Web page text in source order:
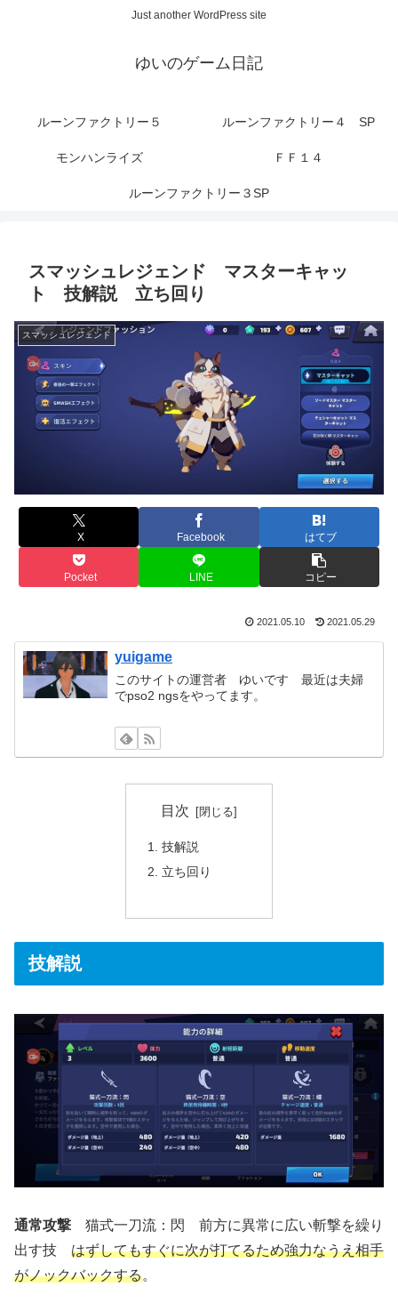
Just another WordPress site
ゆいのゲーム日記
ルーンファクトリー５ ルーンファクトリー４ SP
モンハンライズ ＦＦ１４
ルーンファクトリー３SP
スマッシュレジェンド マスターキャッ
ト 技解説 立ち回り
スマッシュレジェンド
X Facebook はてブ
Pocket LINE コピー
2021.05.10 2021.05.29
yuigame
このサイトの運営者 ゆいです 最近は夫婦
でpso2 ngsをやってます。
目次
技解説
立ち回り
技解説
通常攻撃 猫式一刀流：閃 前方に異常に広い斬撃を繰り
出す技 はずしてもすぐに次が打てるため強力なうえ相手
がノックバックする。